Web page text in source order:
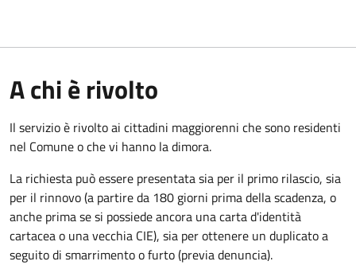
A chi è rivolto
Il servizio è rivolto ai cittadini maggiorenni che sono residenti
nel Comune o che vi hanno la dimora.
La richiesta può essere presentata sia per il primo rilascio, sia
per il rinnovo (a partire da 180 giorni prima della scadenza, o
anche prima se si possiede ancora una carta d'identità
cartacea o una vecchia CIE), sia per ottenere un duplicato a
seguito di smarrimento o furto (previa denuncia).